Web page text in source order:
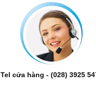
Tel cửa hàng - (028) 3925